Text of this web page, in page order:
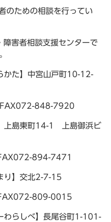
のための相談を行ってい
害者相談支援センターで
かた】中宮山戸町10-12-
848-7920
上島東町14-1 上島御浜ビ
894-7471
り】交北2-7-15
809-0015
わらしべ】長尾谷町1-101-